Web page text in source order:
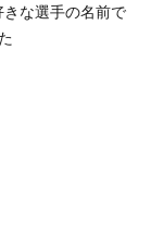
な選手の名前で